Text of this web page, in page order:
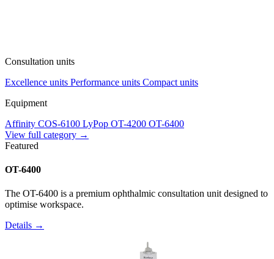
Consultation units
Excellence units Performance units Compact units
Equipment
Affinity COS-6100 LyPop OT-4200 OT-6400
View full category →
Featured
OT-6400
The OT-6400 is a premium ophthalmic consultation unit designed to
optimise workspace.
Details →